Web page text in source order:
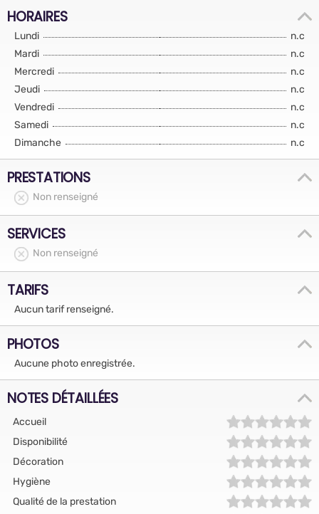
HORAIRES
Lundi
n.c
Mardi
n.c
Mercredi
n.c
Jeudi
n.c
Vendredi
n.c
Samedi
n.c
Dimanche
n.c
PRESTATIONS
Non renseigné
SERVICES
Non renseigné
TARIFS
Aucun tarif renseigné.
PHOTOS
Aucune photo enregistrée.
NOTES DÉTAILLÉES
Accueil
Disponibilité
Décoration
Hygiène
Qualité de la prestation